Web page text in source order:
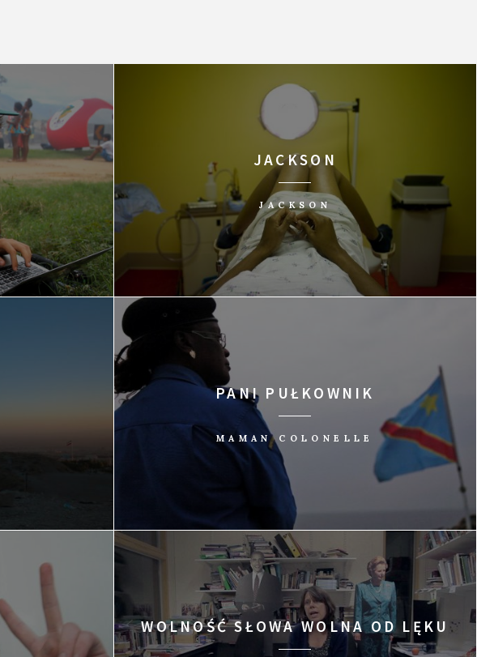
JACKSON
JACKSON
PANI PUŁKOWNIK
MAMAN COLONELLE
WOLNOŚĆ SŁOWA WOLNA OD LĘKU